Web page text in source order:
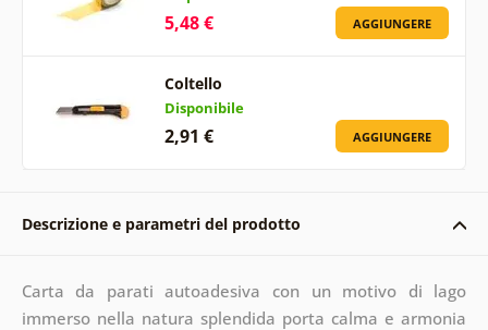
5,48 € AGGIUNGERE
Coltello
Disponibile
2,91 € AGGIUNGERE
Descrizione e parametri del prodotto
Carta da parati autoadesiva con un motivo di lago
immerso nella natura splendida porta calma e armonia